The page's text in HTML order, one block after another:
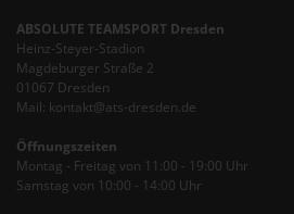
ABSOLUTE TEAMSPORT Dresden
Heinz-Steyer-Stadion
Magdeburger Straße 2
01067 Dresden
Mail: kontakt@ats-dresden.de
Öffnungszeiten
Montag - Freitag von 11:00 - 19:00 Uhr
Samstag von 10:00 - 14:00 Uhr